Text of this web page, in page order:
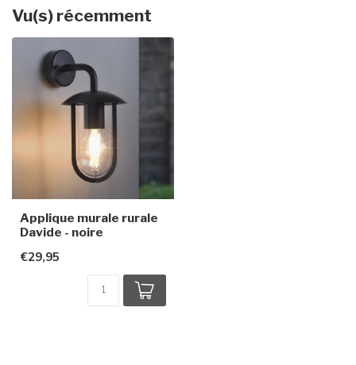
Vu(s) récemment
Applique murale rurale
Davide - noire
€29,95